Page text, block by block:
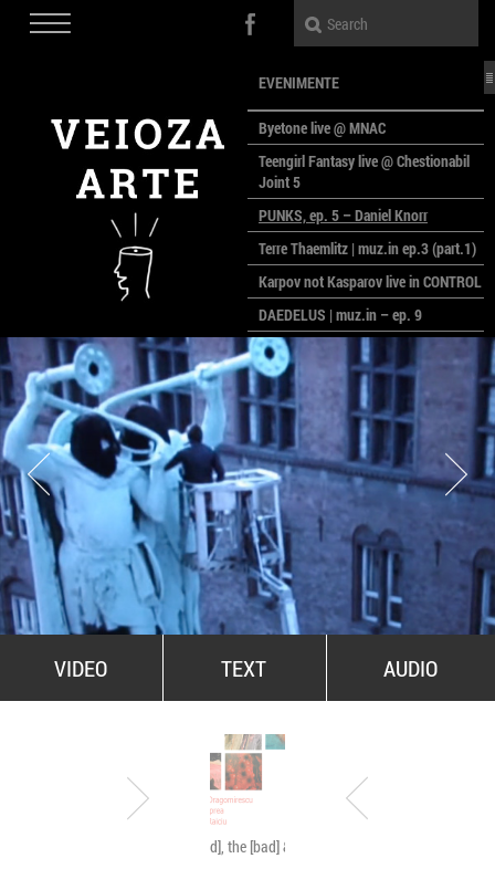
EVENIMENTE
Byetone live @ MNAC
Teengirl Fantasy live @ Chestionabil
Joint 5
PUNKS, ep. 5 – Daniel Knorr
Terre Thaemlitz | muz.in ep.3 (part.1)
Karpov not Kasparov live in CONTROL
DAEDELUS | muz.in – ep. 9
LALELE, LALELE – prima premieră a
anului la MACAZ
CinePOLSKA – filme poloneze la
București
PEOPLE OF ROMANIA se lansează la
galeria Simeza
All Stars For Outernational
VIDEO TEXT AUDIO
The [good], the [bad] & the